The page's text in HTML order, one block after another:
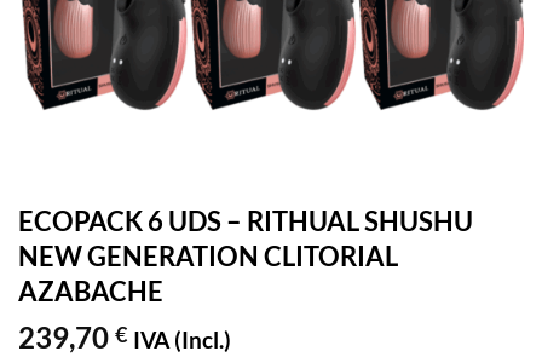
ECOPACK 6 UDS – RITHUAL SHUSHU
NEW GENERATION CLITORIAL
AZABACHE
239,70 € IVA (Incl.)